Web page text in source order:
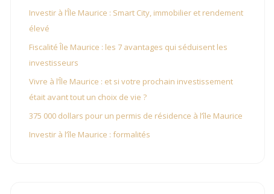
Investir à l’Île Maurice : Smart City, immobilier et rendement
élevé
Fiscalité Île Maurice : les 7 avantages qui séduisent les
investisseurs
Vivre à l’Île Maurice : et si votre prochain investissement
était avant tout un choix de vie ?
375 000 dollars pour un permis de résidence à l’île Maurice
Investir à l’île Maurice : formalités